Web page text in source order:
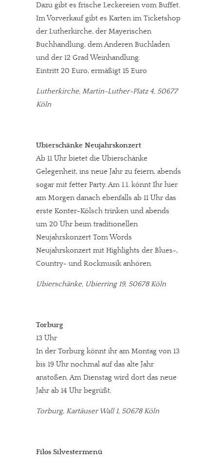
Dazu gibt es frische Leckereien vom Buffet.
Im Vorverkauf gibt es Karten im Ticketshop
der Lutherkirche, der Mayerischen
Buchhandlung, dem Anderen Buchladen
und der 12 Grad Weinhandlung.
Eintritt 20 Euro, ermäßigt 15 Euro
Lutherkirche, Martin-Luther-Platz 4, 50677
Köln
Ubierschänke Neujahrskonzert
Ab 11 Uhr bietet die Ubierschänke
Gelegenheit, ins neue Jahr zu feiern, abends
sogar mit fetter Party. Am 1.1. könnt Ihr hier
am Morgen danach ebenfalls ab 11 Uhr das
erste Konter-Kölsch trinken und abends
um 20 Uhr beim traditionellen
Neujahrskonzert Tom Words
Neujahrskonzert mit Highlights der Blues-,
Country- und Rockmusik anhören.
Ubierschänke, Ubierring 19, 50678 Köln
Torburg
13 Uhr
In der Torburg könnt ihr am Montag von 13
bis 19 Uhr nochmal auf das alte Jahr
anstoßen. Am Dienstag wird dort das neue
Jahr ab 14 Uhr begrüßt.
Torburg, Kartäuser Wall 1, 50678 Köln
Filos Silvestermenü